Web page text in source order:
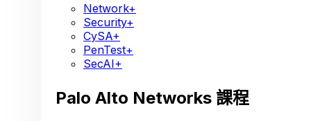
Network+
Security+
CySA+
PenTest+
SecAI+
Palo Alto Networks 課程